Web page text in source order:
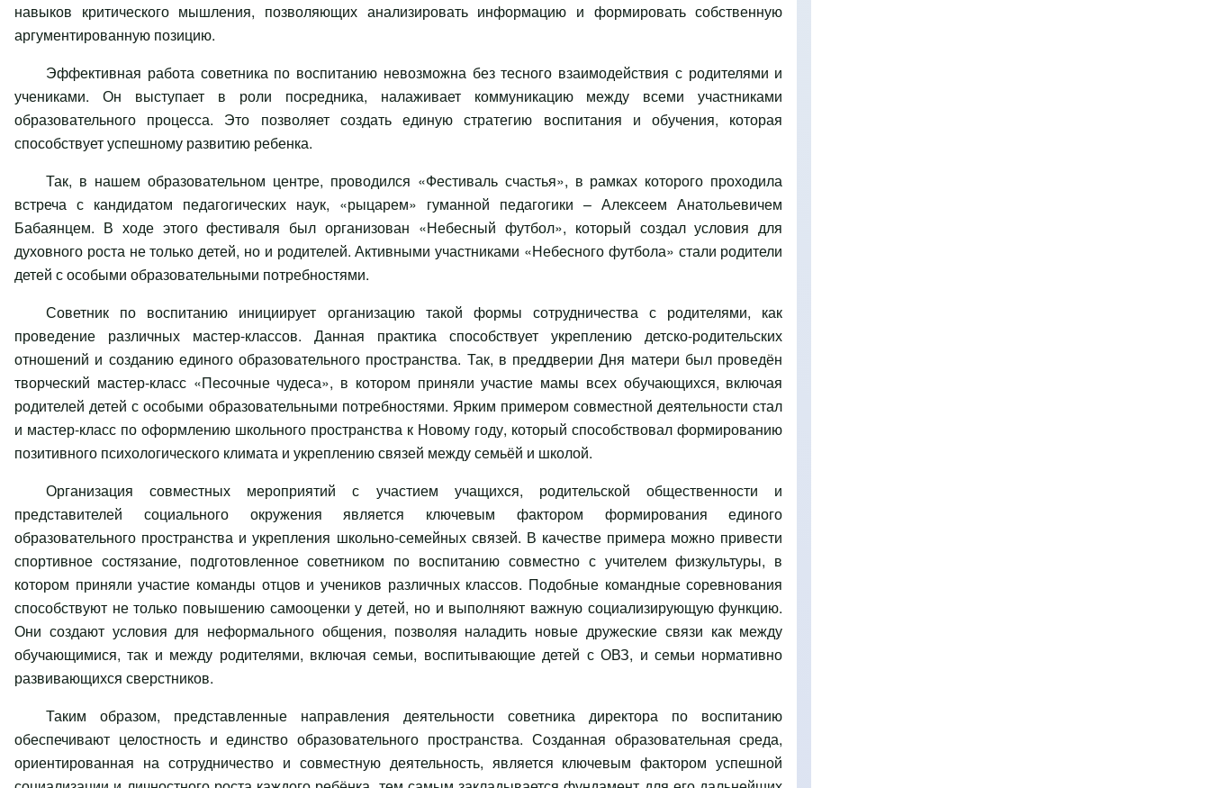
навыков критического мышления, позволяющих анализировать информацию и формировать собственную
аргументированную позицию.
Эффективная работа советника по воспитанию невозможна без тесного взаимодействия с родителями и
учениками. Он выступает в роли посредника, налаживает коммуникацию между всеми участниками
образовательного процесса. Это позволяет создать единую стратегию воспитания и обучения, которая
способствует успешному развитию ребенка.
Так, в нашем образовательном центре, проводился «Фестиваль счастья», в рамках которого проходила
встреча с кандидатом педагогических наук, «рыцарем» гуманной педагогики – Алексеем Анатольевичем
Бабаянцем. В ходе этого фестиваля был организован «Небесный футбол», который создал условия для
духовного роста не только детей, но и родителей. Активными участниками «Небесного футбола» стали родители
детей с особыми образовательными потребностями.
Советник по воспитанию инициирует организацию такой формы сотрудничества с родителями, как
проведение различных мастер-классов. Данная практика способствует укреплению детско-родительских
отношений и созданию единого образовательного пространства. Так, в преддверии Дня матери был проведён
творческий мастер-класс «Песочные чудеса», в котором приняли участие мамы всех обучающихся, включая
родителей детей с особыми образовательными потребностями. Ярким примером совместной деятельности стал
и мастер-класс по оформлению школьного пространства к Новому году, который способствовал формированию
позитивного психологического климата и укреплению связей между семьёй и школой.
Организация совместных мероприятий с участием учащихся, родительской общественности и
представителей социального окружения является ключевым фактором формирования единого
образовательного пространства и укрепления школьно-семейных связей. В качестве примера можно привести
спортивное состязание, подготовленное советником по воспитанию совместно с учителем физкультуры, в
котором приняли участие команды отцов и учеников различных классов. Подобные командные соревнования
способствуют не только повышению самооценки у детей, но и выполняют важную социализирующую функцию.
Они создают условия для неформального общения, позволяя наладить новые дружеские связи как между
обучающимися, так и между родителями, включая семьи, воспитывающие детей с ОВЗ, и семьи нормативно
развивающихся сверстников.
Таким образом, представленные направления деятельности советника директора по воспитанию
обеспечивают целостность и единство образовательного пространства. Созданная образовательная среда,
ориентированная на сотрудничество и совместную деятельность, является ключевым фактором успешной